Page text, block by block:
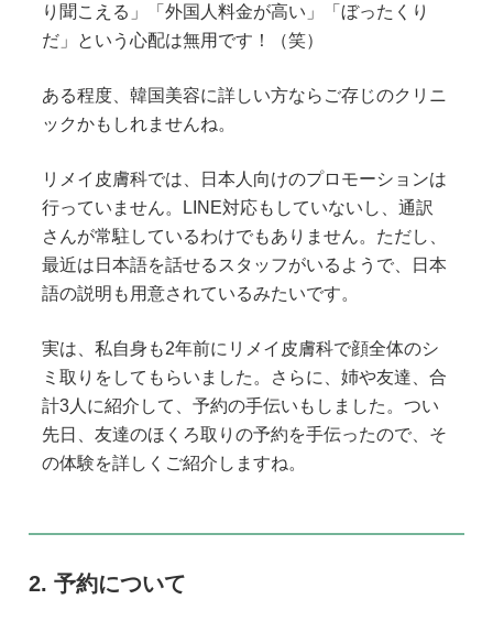
り聞こえる」「外国人料金が高い」「ぼったくり
だ」という心配は無用です！（笑）
ある程度、韓国美容に詳しい方ならご存じのクリニ
ックかもしれませんね。
リメイ皮膚科では、日本人向けのプロモーションは
行っていません。LINE対応もしていないし、通訳
さんが常駐しているわけでもありません。ただし、
最近は日本語を話せるスタッフがいるようで、日本
語の説明も用意されているみたいです。
実は、私自身も2年前にリメイ皮膚科で顔全体のシ
ミ取りをしてもらいました。さらに、姉や友達、合
計3人に紹介して、予約の手伝いもしました。つい
先日、友達のほくろ取りの予約を手伝ったので、そ
の体験を詳しくご紹介しますね。
予約について